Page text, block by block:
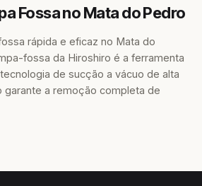
Fossa no Mata do Pedro
rápida e eficaz no Mata do
fossa da Hiroshiro é a ferramenta
de sucção a vácuo de alta
garante a remoção completa de